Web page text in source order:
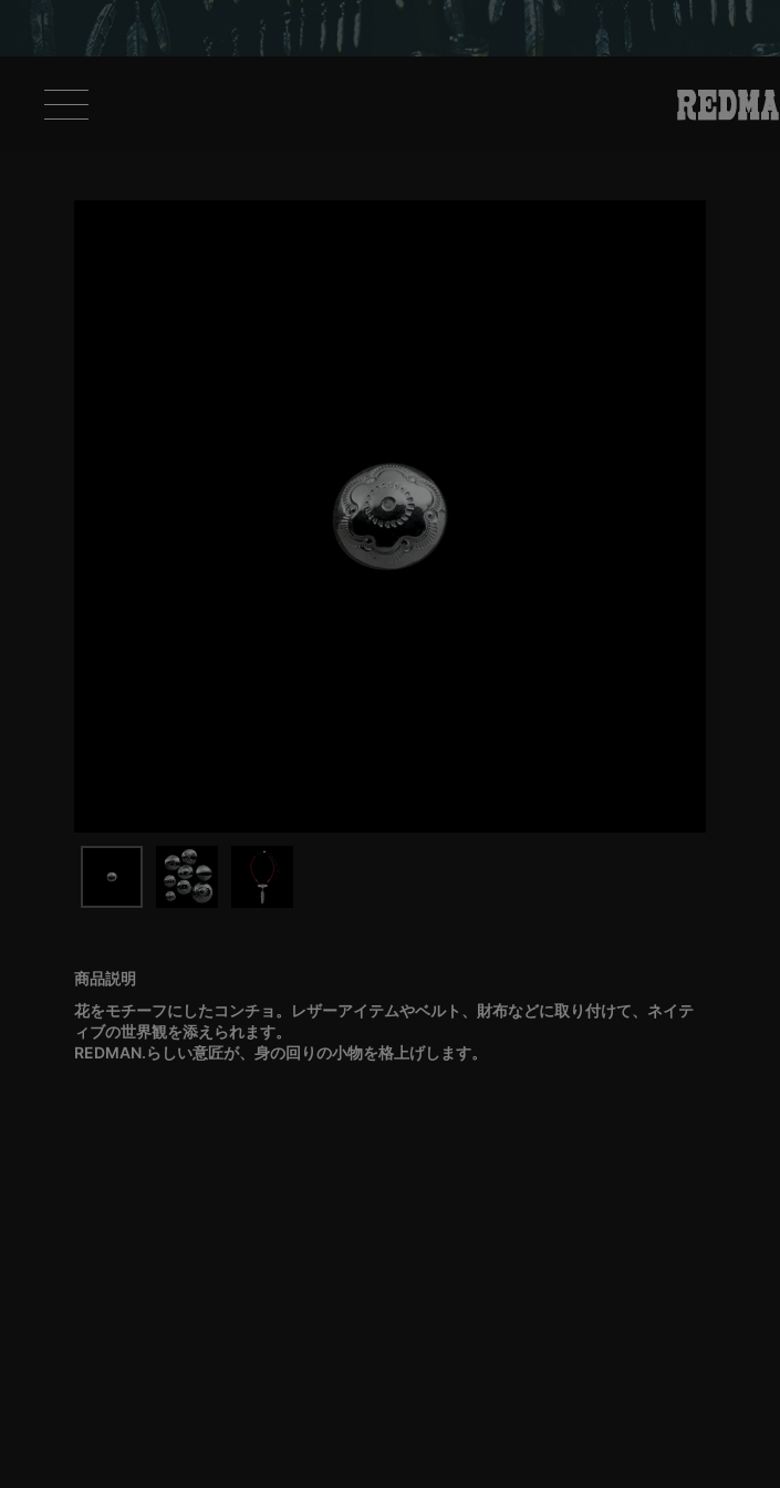
花をモチーフにしたコンチョ。レザーアイテムやベルト、財布などに取り付けて、ネイテ
ィブの世界観を添えられます。
REDMAN.らしい意匠が、身の回りの小物を格上げします。